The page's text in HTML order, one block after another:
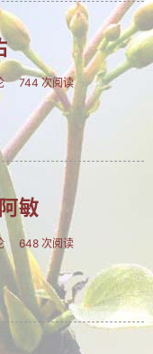
744 次阅读
敏
648 次阅读